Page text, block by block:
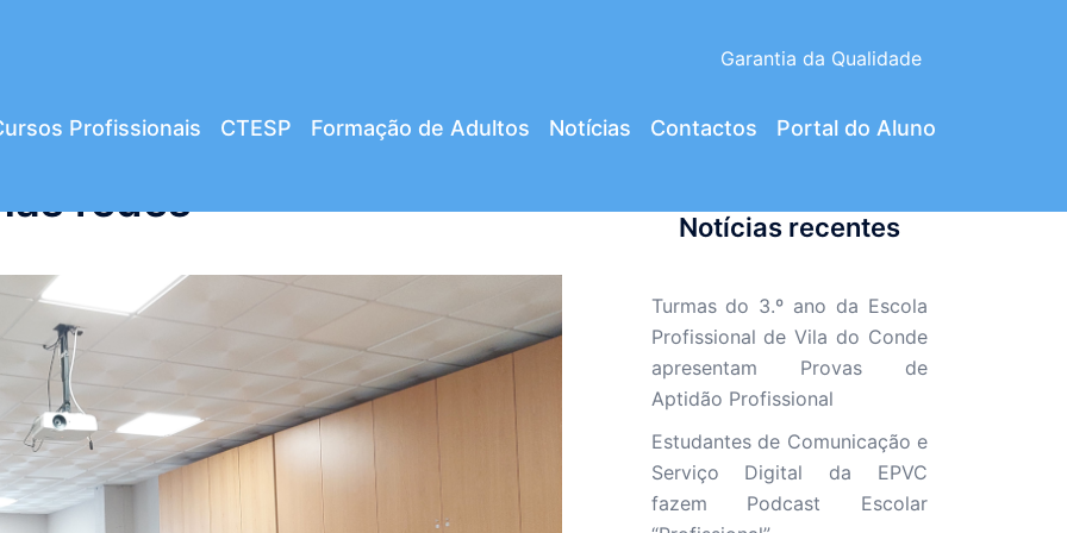
Garantia da Qualidade
Profissionais CTESP Formação de Adultos Notícias Contactos Portal do Aluno
redes Notícias recentes
Turmas do 3.º ano da Escola
Profissional de Vila do Conde
apresentam Provas de
Aptidão Profissional
Estudantes de Comunicação e
Serviço Digital da EPVC
fazem Podcast Escolar